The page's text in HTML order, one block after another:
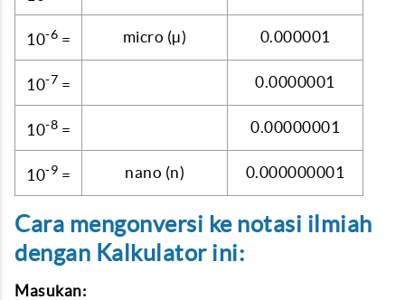
10-6 = micro (µ) 0.000001
10-7 = 0.0000001
10-8 = 0.00000001
10-9 = nano (n) 0.000000001
Cara mengonversi ke notasi ilmiah
dengan Kalkulator ini:
Masukan: